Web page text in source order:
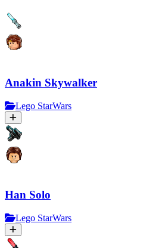
Anakin Skywalker
Lego StarWars
Han Solo
Lego StarWars